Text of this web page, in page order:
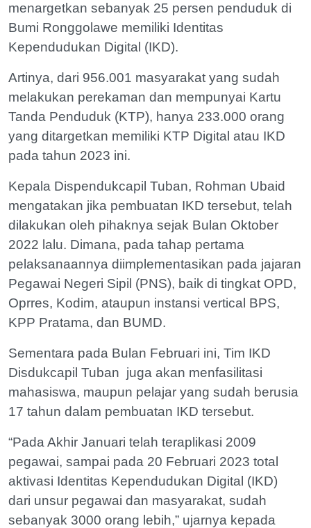
menargetkan sebanyak 25 persen penduduk di
Bumi Ronggolawe memiliki Identitas
Kependudukan Digital (IKD).
Artinya, dari 956.001 masyarakat yang sudah
melakukan perekaman dan mempunyai Kartu
Tanda Penduduk (KTP), hanya 233.000 orang
yang ditargetkan memiliki KTP Digital atau IKD
pada tahun 2023 ini.
Kepala Dispendukcapil Tuban, Rohman Ubaid
mengatakan jika pembuatan IKD tersebut, telah
dilakukan oleh pihaknya sejak Bulan Oktober
2022 lalu. Dimana, pada tahap pertama
pelaksanaannya diimplementasikan pada jajaran
Pegawai Negeri Sipil (PNS), baik di tingkat OPD,
Oprres, Kodim, ataupun instansi vertical BPS,
KPP Pratama, dan BUMD.
Sementara pada Bulan Februari ini, Tim IKD
Disdukcapil Tuban juga akan menfasilitasi
mahasiswa, maupun pelajar yang sudah berusia
17 tahun dalam pembuatan IKD tersebut.
“Pada Akhir Januari telah teraplikasi 2009
pegawai, sampai pada 20 Februari 2023 total
aktivasi Identitas Kependudukan Digital (IKD)
dari unsur pegawai dan masyarakat, sudah
sebanyak 3000 orang lebih,” ujarnya kepada